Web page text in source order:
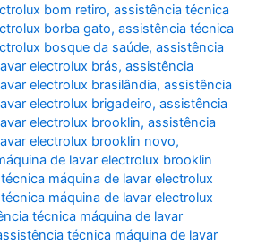
bom retiro,assistência técnica
borba gato,assistência técnica
bosque da saúde,assistência
electrolux brás,assistência
electrolux brasilândia,assistência
electrolux brigadeiro,assistência
electrolux brooklin,assistência
electrolux brooklin novo,
de lavar electrolux brooklin
máquina de lavar electrolux
máquina de lavar electrolux
técnica máquina de lavar
técnica máquina de lavar